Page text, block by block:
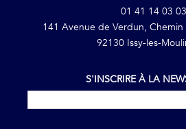
01 41 14 03 03
141 Avenue de Verdun,
92130 Issy-les-
S'INSCRIRE À LA